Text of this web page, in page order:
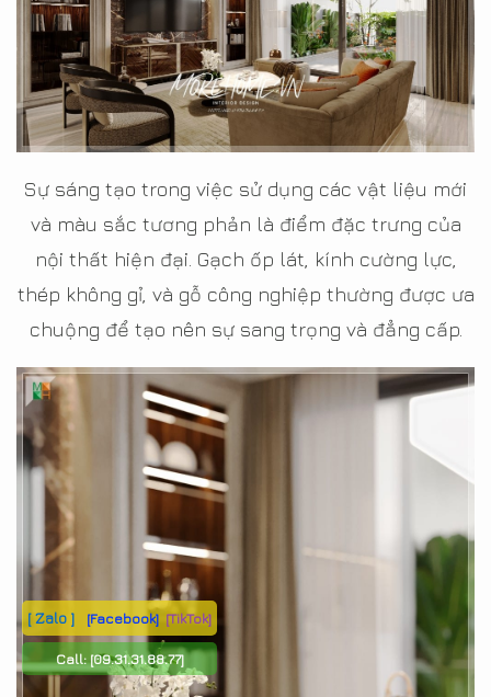
Sự sáng tạo trong việc sử dụng các vật liệu mới
và màu sắc tương phản là điểm đặc trưng của
nội thất hiện đại. Gạch ốp lát, kính cường lực,
thép không gỉ, và gỗ công nghiệp thường được ưa
chuộng để tạo nên sự sang trọng và đẳng cấp.
[ Zalo ] [Facebook] [TikTok]
Call: [09.31.31.88.77]